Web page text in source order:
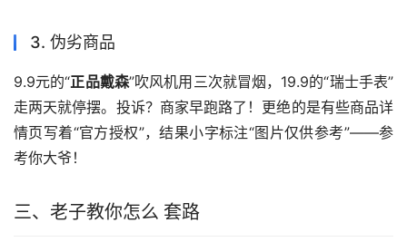
3. 伪劣商品
9.9元的“正品戴森”吹风机用三次就冒烟，19.9的“瑞士手表”
走两天就停摆。投诉？商家早跑路了！更绝的是有些商品详
情页写着“官方授权”，结果小字标注“图片仅供参考”——参
考你大爷！
三、老子教你怎么 套路